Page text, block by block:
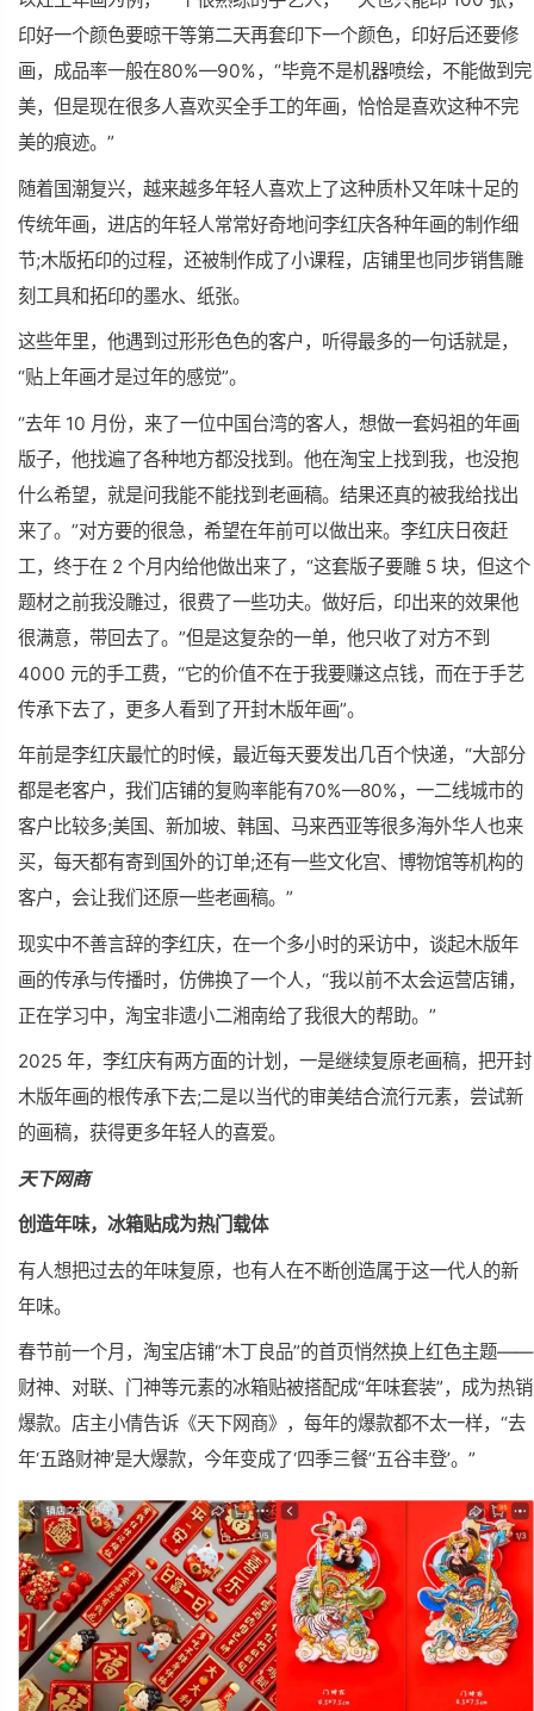
印好一个颜色要晾干等第二天再套印下一个颜色，印好后还要修
画，成品率一般在80%—90%，“毕竟不是机器喷绘，不能做到完
美，但是现在很多人喜欢买全手工的年画，恰恰是喜欢这种不完
美的痕迹。”
随着国潮复兴，越来越多年轻人喜欢上了这种质朴又年味十足的
传统年画，进店的年轻人常常好奇地问李红庆各种年画的制作细
节;木版拓印的过程，还被制作成了小课程，店铺里也同步销售雕
刻工具和拓印的墨水、纸张。
这些年里，他遇到过形形色色的客户，听得最多的一句话就是，
“贴上年画才是过年的感觉”。
“去年 10 月份，来了一位中国台湾的客人，想做一套妈祖的年画
版子，他找遍了各种地方都没找到。他在淘宝上找到我，也没抱
什么希望，就是问我能不能找到老画稿。结果还真的被我给找出
来了。”对方要的很急，希望在年前可以做出来。李红庆日夜赶
工，终于在 2 个月内给他做出来了，“这套版子要雕 5 块，但这个
题材之前我没雕过，很费了一些功夫。做好后，印出来的效果他
很满意，带回去了。”但是这复杂的一单，他只收了对方不到
4000 元的手工费，“它的价值不在于我要赚这点钱，而在于手艺
传承下去了，更多人看到了开封木版年画”。
年前是李红庆最忙的时候，最近每天要发出几百个快递，“大部分
都是老客户，我们店铺的复购率能有70%—80%，一二线城市的
客户比较多;美国、新加坡、韩国、马来西亚等很多海外华人也来
买，每天都有寄到国外的订单;还有一些文化宫、博物馆等机构的
客户，会让我们还原一些老画稿。”
现实中不善言辞的李红庆，在一个多小时的采访中，谈起木版年
画的传承与传播时，仿佛换了一个人，“我以前不太会运营店铺，
正在学习中，淘宝非遗小二湘南给了我很大的帮助。”
2025 年，李红庆有两方面的计划，一是继续复原老画稿，把开封
木版年画的根传承下去;二是以当代的审美结合流行元素，尝试新
的画稿，获得更多年轻人的喜爱。
天下网商
创造年味，冰箱贴成为热门载体
有人想把过去的年味复原，也有人在不断创造属于这一代人的新
年味。
春节前一个月，淘宝店铺“木丁良品”的首页悄然换上红色主题——
财神、对联、门神等元素的冰箱贴被搭配成“年味套装”，成为热销
爆款。店主小倩告诉《天下网商》，每年的爆款都不太一样，“去
年‘五路财神’是大爆款，今年变成了‘四季三餐’‘五谷丰登’。”